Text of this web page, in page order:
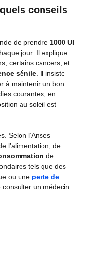
conseils
de prendre 1000 UI
jour. Il explique
certains cancers, et
sénile. Il insiste
à maintenir un bon
courantes, en
au soleil est
Selon l’Anses
l’alimentation, de
de
tels que des
ou une perte de
consulter un médecin